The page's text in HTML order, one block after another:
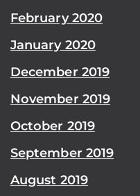
February 2020
January 2020
December 2019
November 2019
October 2019
September 2019
August 2019